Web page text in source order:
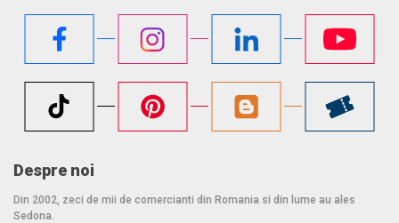
Despre noi
Din 2002, zeci de mii de comercianti din Romania si din lume au ales
Sedona.